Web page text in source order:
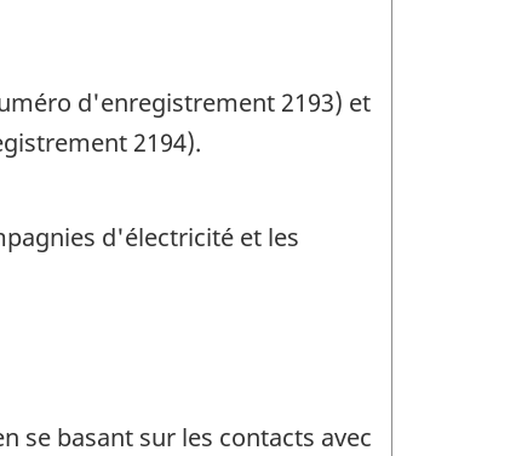
d'enregistrement 2193) et
2194).
d'électricité et les
se basant sur les contacts avec